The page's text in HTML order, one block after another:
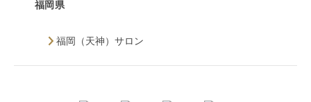
福岡県
福岡（天神）サロン